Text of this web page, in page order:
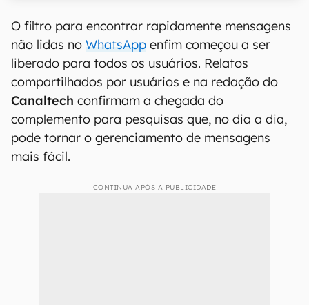
O filtro para encontrar rapidamente mensagens
não lidas no WhatsApp enfim começou a ser
liberado para todos os usuários. Relatos
compartilhados por usuários e na redação do
Canaltech confirmam a chegada do
complemento para pesquisas que, no dia a dia,
pode tornar o gerenciamento de mensagens
mais fácil.
CONTINUA APÓS A PUBLICIDADE